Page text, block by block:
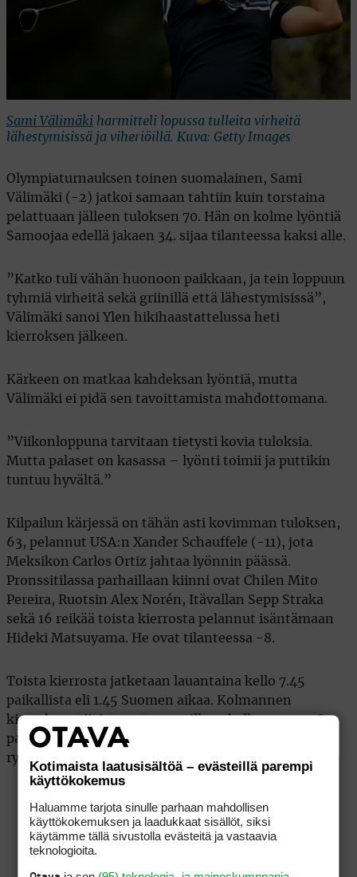
Sami Välimäki harmitteli lopussa tulleita virheitä
lähestymisissä ja viheriöillä. Kuva: Getty Images
Olympiaturnauksen toinen suomalainen, Sami
Välimäki (-2) jatkoi samaan tahtiin kuin torstaina
pelattuaan jälleen tuloksen 70. Hän on kolme lyöntiä
Samoojaa edellä jakaen 34. sijaa tilanteessa kaksi alle.
”Katko tuli vähän huonoon paikkaan, ja tein loppuun
tyhmiä virheitä sekä griinillä että lähestymisissä”,
Välimäki sanoi Ylen hikihaastattelussa heti
kierroksen jälkeen.
Kärkeen on matkaa kahdeksan lyöntiä, mutta
Välimäki ei pidä sen tavoittamista mahdottomana.
”Viikonloppuna tarvitaan tietysti kovia tuloksia.
Mutta palaset on kasassa – lyönti toimii ja puttikin
tuntuu hyvältä.”
Kilpailun kärjessä on tähän asti kovimman tuloksen,
63, pelannut USA:n Xander Schauffele (-11), jota
Meksikon Carlos Ortiz jahtaa lyönnin päässä.
Pronssitilassa parhaillaan kiinni ovat Chilen Mito
Pereira, Ruotsin Alex Norén, Itävallan Sepp Straka
sekä 16 reikää toista kierrosta pelannut isäntämaan
Hideki Matsuyama. He ovat tilanteessa -8.
Toista kierrosta jatketaan lauantaina kello 7.45
paikallista eli 1.45 Suomen aikaa. Kolmannen
kierroksen tiiajat ovat suunnilleen kello 9.30−11.18
paikallista aikaa ja lähdöt ovat kolmen pelaajan
ryhmissä 1. ja 10. lyöntipaikalta.
Kotimaista laatusisältöä – evästeillä parempi
käyttökokemus
Haluamme tarjota sinulle parhaan mahdollisen
käyttökokemuksen ja laadukkaat sisällöt, siksi
käytämme tällä sivustolla evästeitä ja vastaavia
teknologioita.